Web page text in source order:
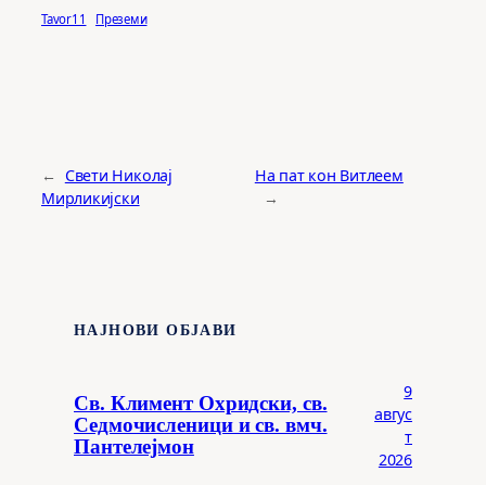
Tavor11 Преземи
←
Свети Николај
Мирликијски
На пат кон Витлеем
→
НАЈНОВИ ОБЈАВИ
Св. Климент Охридски, св.
Седмочисленици и св. вмч.
Пантелејмон
9
авгус
т
2026